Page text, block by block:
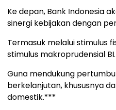
Ke depan, Bank Indonesia
sinergi kebijakan dengan
Termasuk melalui stimulus
stimulus makroprudensial BI.
Guna mendukung
berkelanjutan, khususnya
domestik.***